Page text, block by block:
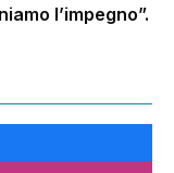
l’impegno”.